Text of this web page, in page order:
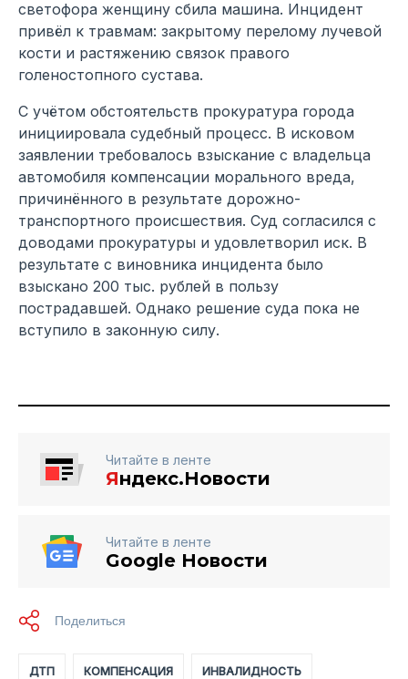
светофора женщину сбила машина. Инцидент
привёл к травмам: закрытому перелому лучевой
кости и растяжению связок правого
голеностопного сустава.
С учётом обстоятельств прокуратура города
инициировала судебный процесс. В исковом
заявлении требовалось взыскание с владельца
автомобиля компенсации морального вреда,
причинённого в результате дорожно-
транспортного происшествия. Суд согласился с
доводами прокуратуры и удовлетворил иск. В
результате с виновника инцидента было
взыскано 200 тыс. рублей в пользу
пострадавшей. Однако решение суда пока не
вступило в законную силу.
Читайте в ленте
Яндекс.Новости
Читайте в ленте
Google Новости
ДТП КОМПЕНСАЦИЯ ИНВАЛИДНОСТЬ